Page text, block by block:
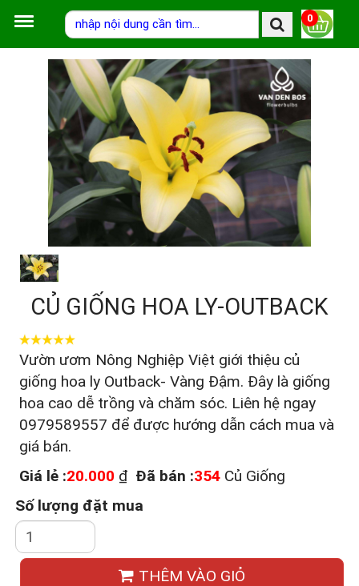
0
CỦ GIỐNG HOA LY-OUTBACK
Vườn ươm Nông Nghiệp Việt giới thiệu củ
giống hoa ly Outback- Vàng Đậm. Đây là giống
hoa cao dễ trồng và chăm sóc. Liên hệ ngay
0979589557 để được hướng dẫn cách mua và
giá bán.
Giá lẻ :20.000 ₫ Đã bán :354 Củ Giống
Số lượng đặt mua
THÊM VÀO GIỎ